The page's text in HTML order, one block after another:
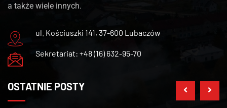
a także wiele innych.
ul. Kościuszki 141, 37-600 Lubaczów
Sekretariat: +48 (16) 632-95-70
OSTATNIE POSTY